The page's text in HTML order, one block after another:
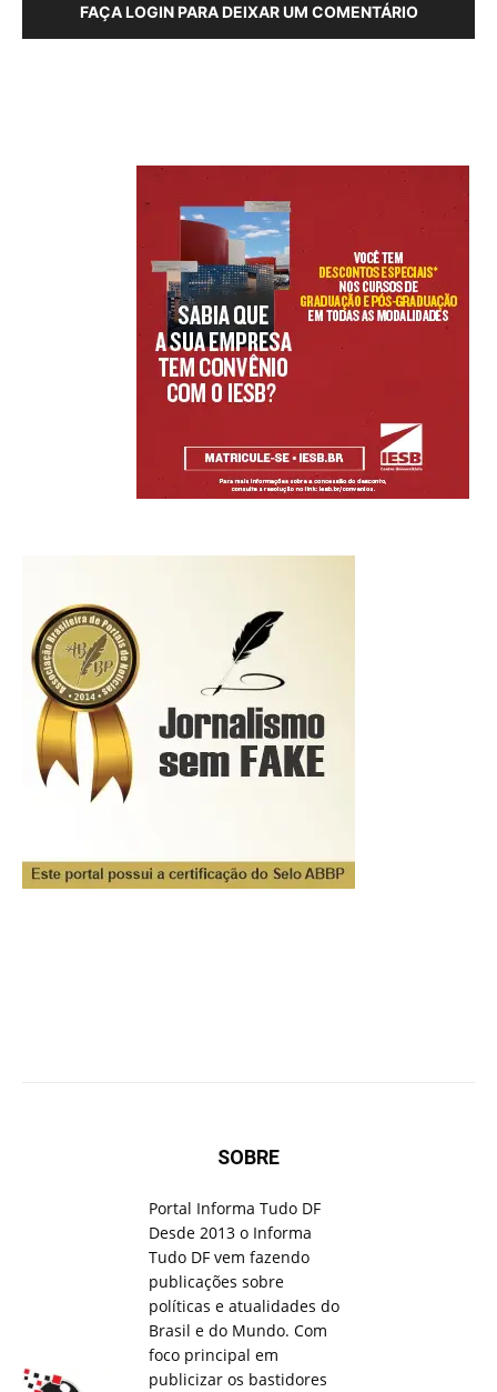
FAÇA LOGIN PARA DEIXAR UM COMENTÁRIO
SOBRE
Portal Informa Tudo DF
Desde 2013 o Informa
Tudo DF vem fazendo
publicações sobre
políticas e atualidades do
Brasil e do Mundo. Com
foco principal em
publicizar os bastidores